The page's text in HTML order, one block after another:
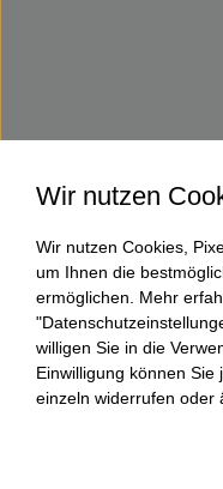
Wir nutzen
Wir nutzen Cookies,
um Ihnen die
ermöglichen. Mehr
willigen Sie in die
Einwilligung können
einzeln widerrufen oder